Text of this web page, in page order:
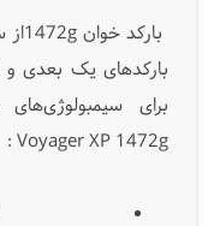
بارکدهای یک بعدی
برای
Voyager XP 1472g :